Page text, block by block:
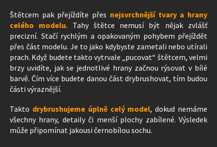
Štětcem pak přejíždíte přes nejsvrchnější tvary a hrany
celého modelu. Tahy štětce nemusí být nějak zvlášť
precizní. Stačí rychlým a opakovaným pohybem přejíždět
přes část modelu. Je to jako kdybyste zametali nebo utírali
prach. Když budete takto vytrvale „pucovat“ štětcem, velmi
brzy uvidíte, jak se jednotlivé hrany začnou rýsovat v bílé
barvě. Čím více budete danou část drybrushovat, tím budou
části výraznější.
Takto drybrushujeme úplně celý model, dokud nemáme
všechny hrany, detaily či menší plochy zabílené. Výsledek
může připomínat jakousi černobílou sochu.